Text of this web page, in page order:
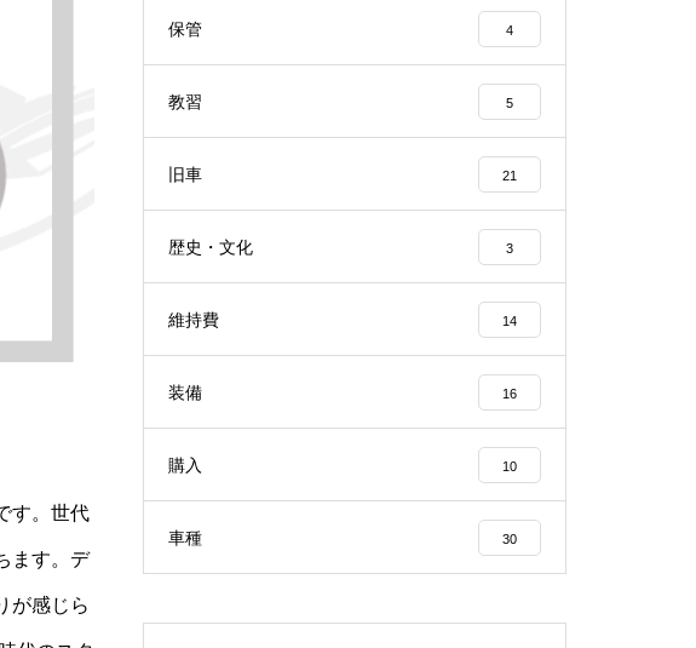
す。世代
ます。デ
が感じら
保管 4
教習 5
旧車 21
歴史・文化 3
維持費 14
装備 16
購入 10
車種 30